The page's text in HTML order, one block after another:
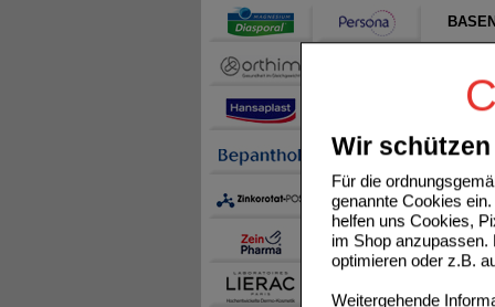
Wir
Für die
genannte Cookies
helfen uns Cookies,
im Shop anzupassen.
optimieren oder z.B.
Weitergehende